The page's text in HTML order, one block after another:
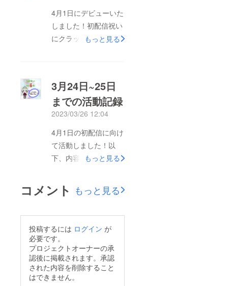
4月1日にデビューいた
しました！初配信祝い
にクラッカーのスタン
な優しくて、とても楽
しく過ごす事ができま
した♪スポットライト
でリスナー様にお祝い
してもらいました☆今
は、配信7日目なので
という物も着々と上
す！ただ、やはり、配
信を実際、始めてみて
思ったのは、環境を整
える事の大切さですね
^^;今の時期だと選挙
カーが通ったりすると
もっと見る
3月24日~25日
までの活動記録
2023/03/26 12:04
4月1日の初配信に向け
て活動しました！以
下、内容です！3月24
企画を作る。企画の返
礼品用に使う絵を描い
人の絵師さんと契約。
3月25日考えた企画内
容を詰める。ライバー
のオンライン勉強会へ
もっと見る
コメント もっと見る
投稿するには ログイン が
必要です。
プロジェクトオーナーの承
認後に掲載されます。承認
された内容を削除すること
はできません。